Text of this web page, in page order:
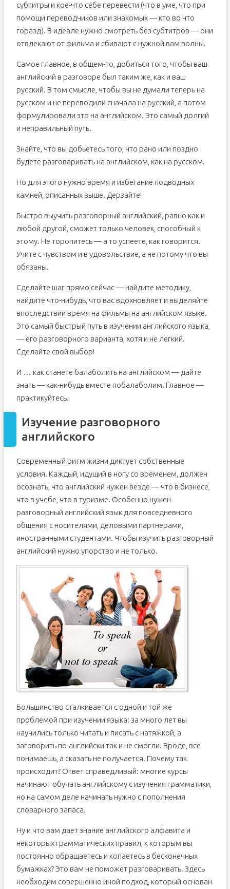
субтитры и кое-что себе перевести (что в уме, что при
помощи переводчиков или знакомых — кто во что
горазд). В идеале нужно смотреть без субтитров — они
отвлекают от фильма и сбивают с нужной вам волны.
Самое главное, в общем-то, добиться того, чтобы ваш
английский в разговоре был таким же, как и ваш
русский. В том смысле, чтобы вы не думали теперь на
русском и не переводили сначала на русский, а потом
формулировали это на английском. Это самый долгий
и неправильный путь.
Знайте, что вы добьетесь того, что рано или поздно
будете разговаривать на английском, как на русском.
Но для этого нужно время и избегание подводных
камней, описанных выше. Дерзайте!
Быстро выучить разговорный английский, равно как и
любой другой, сможет только человек, способный к
этому. Не торопитесь — а то успеете, как говорится.
Учите с чувством и в удовольствие, а не потому что вы
обязаны.
Сделайте шаг прямо сейчас — найдите методику,
найдите что-нибудь, что вас вдохновляет и выделяйте
впоследствии время на фильмы на английском языке.
Это самый быстрый путь в изучении английского языка,
— его разговорного варианта, хотя и не легкий.
Сделайте свой выбор!
И … как станете балаболить на английском — дайте
знать — как-нибудь вместе побалаболим. Главное —
практикуйтесь.
Изучение разговорного
английского
Современный ритм жизни диктует собственные
условия. Каждый, идущий в ногу со временем, должен
осознать, что английский нужен везде — что в бизнесе,
что в учебе, что в туризме. Особенно нужен
разговорный английский язык для повседневного
общения с носителями, деловыми партнерами,
иностранными студентами. Чтобы изучить разговорный
английский нужно упорство и не только.
Большинство сталкивается с одной и той же
проблемой при изучении языка: за много лет вы
научились только читать и писать с натяжкой, а
заговорить по-английски так и не смогли. Вроде, все
понимаешь, а сказать не получается. Почему так
происходит? Ответ справедливый: многие курсы
начинают обучать английскому с изучения грамматики,
но на самом деле начинать нужно с пополнения
словарного запаса.
Ну и что вам дает знание английского алфавита и
некоторых грамматических правил, к которым вы
постоянно обращаетесь и копаетесь в бесконечных
бумажках? Это вам не поможет разговаривать. Здесь
необходим совершенно иной подход, который основан